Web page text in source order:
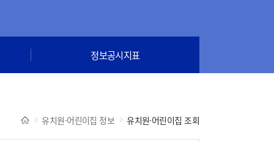
정보공시지표
유치원·어린이집 정보 유치원·어린이집 조회